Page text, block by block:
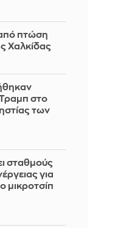
πτώση
Χαλκίδας
Τραμπ στο
των
σταθμούς
για
μικροτσίπ